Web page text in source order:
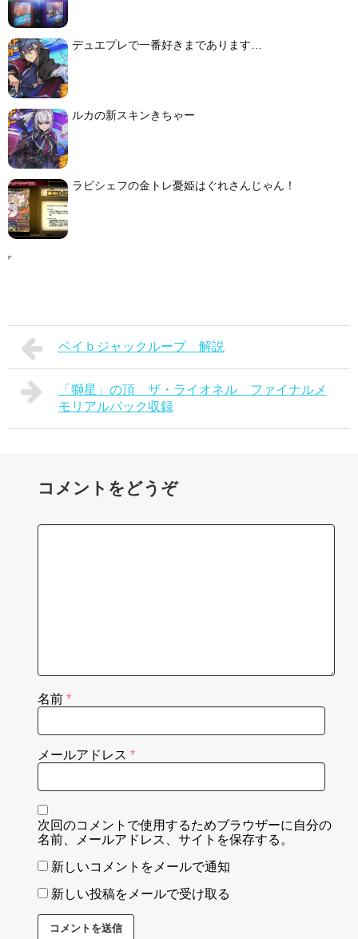
デュエプレで一番好きまであります…
ルカの新スキンきちゃー
ラビシェフの金トレ憂姫はぐれさんじゃん！
ベイｂジャックループ 解説
「獅星」の頂 ザ・ライオネル ファイナルメ
モリアルパック収録
コメントをどうぞ
名前 *
メールアドレス *
次回のコメントで使用するためブラウザーに自分の
名前、メールアドレス、サイトを保存する。
新しいコメントをメールで通知
新しい投稿をメールで受け取る